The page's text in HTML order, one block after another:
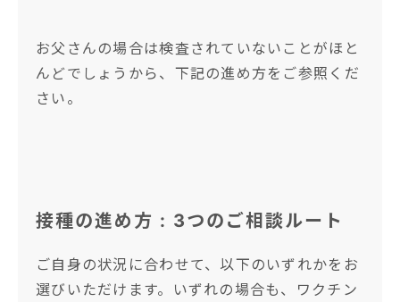
お父さんの場合は検査されていないことがほと
んどでしょうから、下記の進め方をご参照くだ
さい。
接種の進め方 : 3つのご相談ルート
ご自身の状況に合わせて、以下のいずれかをお
選びいただけます。いずれの場合も、ワクチン